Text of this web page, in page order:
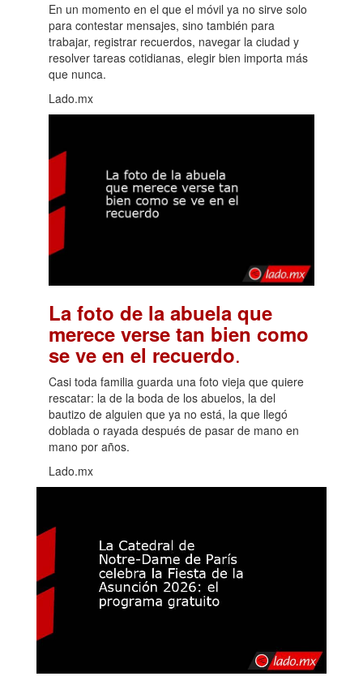
En un momento en el que el móvil ya no sirve solo
para contestar mensajes, sino también para
trabajar, registrar recuerdos, navegar la ciudad y
resolver tareas cotidianas, elegir bien importa más
que nunca.
Lado.mx
La foto de la abuela que
merece verse tan bien como
se ve en el recuerdo.
Casi toda familia guarda una foto vieja que quiere
rescatar: la de la boda de los abuelos, la del
bautizo de alguien que ya no está, la que llegó
doblada o rayada después de pasar de mano en
mano por años.
Lado.mx